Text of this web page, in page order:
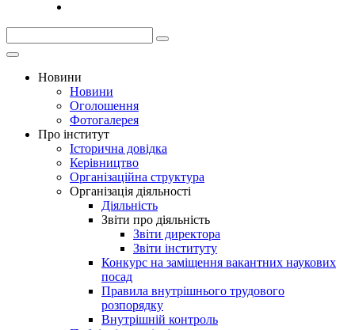
Новини
Новини
Оголошення
Фотогалерея
Про інститут
Історична довідка
Керівництво
Організаційна структура
Організація діяльності
Діяльність
Звіти про діяльність
Звіти директора
Звіти інституту
Конкурс на заміщення вакантних наукових
посад
Правила внутрішнього трудового
розпорядку
Внутрішній контроль